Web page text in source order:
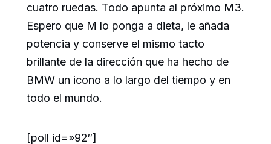
cuatro ruedas. Todo apunta al próximo M3.
Espero que M lo ponga a dieta, le añada
potencia y conserve el mismo tacto
brillante de la dirección que ha hecho de
BMW un icono a lo largo del tiempo y en
todo el mundo.
[poll id=»92″]